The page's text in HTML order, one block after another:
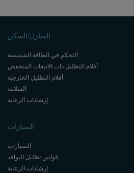
المنازل/السكن
التحكم في الطاقة الشمسية
أفلام التظليل ذات الانبعاث المنخفض
أفلام التظليل الخارجية
السلامة
إرشادات الرعاية
السيارات
السيارات
قوانين تظليل النوافذ
إرشادات الرعاية